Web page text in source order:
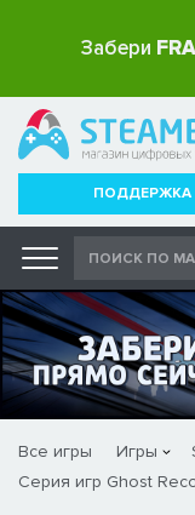
Забери
ПОДДЕРЖКА
Все игры Игры
Серия игр Ghost